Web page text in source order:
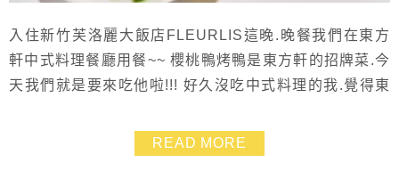
入住新竹芙洛麗大飯店FLEURLIS這晚.晚餐我們在東方
軒中式料理餐廳用餐~~ 櫻桃鴨烤鴨是東方軒的招牌菜.今
天我們就是要來吃他啦!!! 好久沒吃中式料理的我.覺得東
回味❤ 最後甜點的招牌手工木桶豆花讓人幸福的哩~~~~
每一道我都覺得好好吃喔!!
READ MORE